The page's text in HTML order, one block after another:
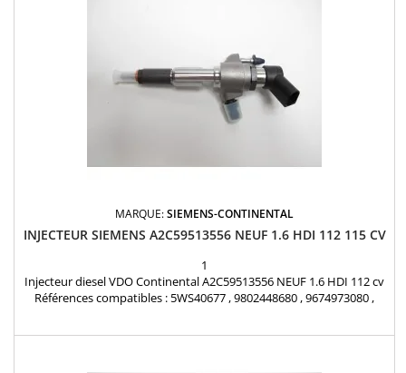
MARQUE:SIEMENS-CONTINENTAL
INJECTEUR SIEMENS A2C59513556 NEUF 1.6 HDI 112 115 CV
1
Injecteur diesel VDO Continental A2C59513556 NEUF 1.6 HDI 112 cv
Références compatibles : 5WS40677 , 9802448680 , 9674973080 ,